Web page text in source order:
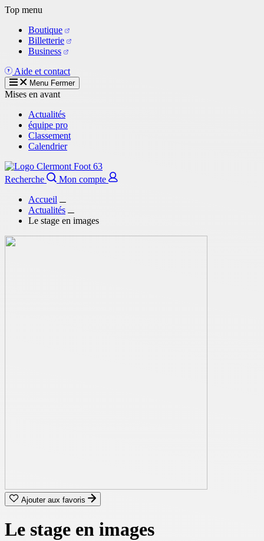
Aller
contenu
principal
Top menu
Boutique
Billetterie
Business
Aide et contact
Menu Fermer
Mises en avant
Actualités
équipe pro
Classement
Calendrier
Recherche
Mon compte
Accueil
Actualités
Le stage en images
Ajouter aux favoris
Le stage en images